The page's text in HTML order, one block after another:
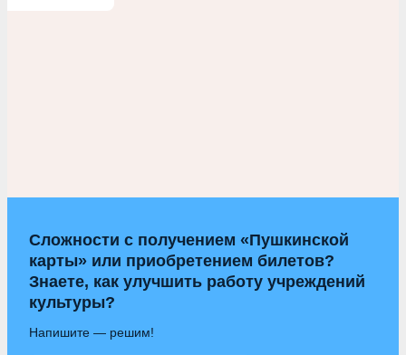
Сложности с получением «Пушкинской
карты» или приобретением билетов?
Знаете, как улучшить работу учреждений
культуры?
Напишите — решим!